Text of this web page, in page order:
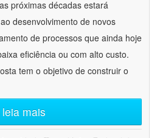
próximas décadas estará
desenvolvimento de novos
de processos que ainda hoje
eficiência ou com alto custo.
tem o objetivo de construir o
leia mais